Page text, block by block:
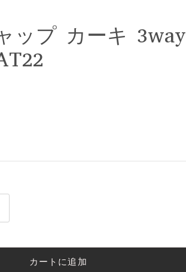
ップ カーキ 3way
カートに追加